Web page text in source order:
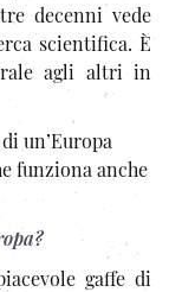
decenni vede
scientifica. È
agli altri in
un’Europa
funziona anche
gaffe di